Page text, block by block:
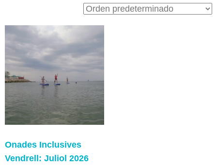
Onades Inclusives
Vendrell: Juliol 2026